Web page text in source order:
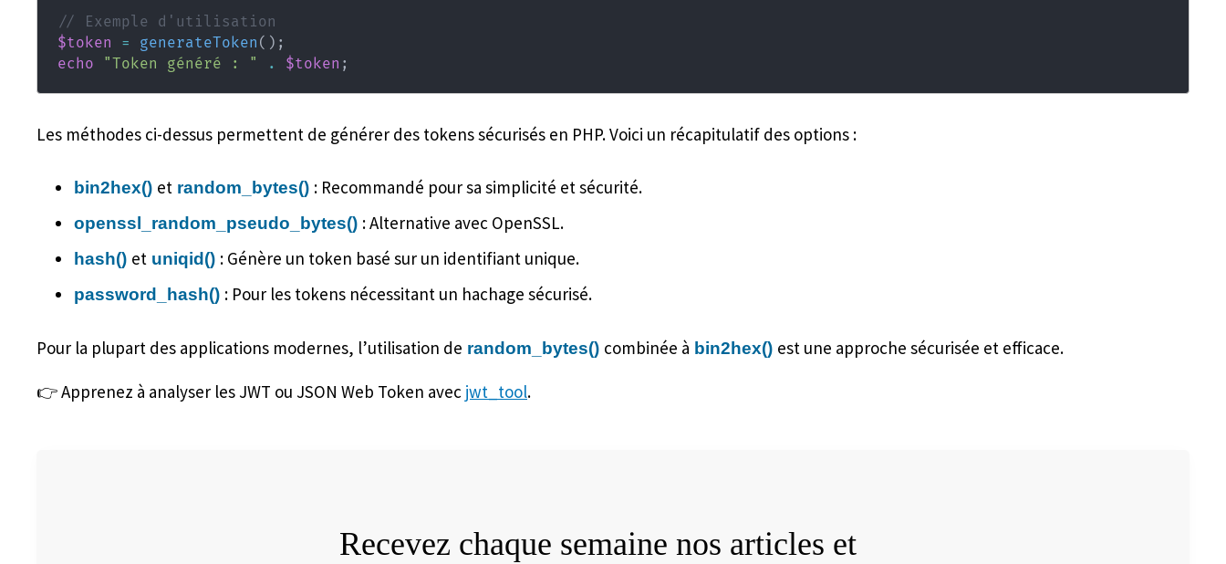
// Exemple d'utilisation
$token
= generateToken ( ) ;
echo
"Token généré : " . $token ;
Les méthodes ci-dessus permettent de générer des tokens sécurisés en PHP. Voici un récapitulatif des options :
bin2hex() et random_bytes() : Recommandé pour sa simplicité et sécurité.
openssl_random_pseudo_bytes() : Alternative avec OpenSSL.
hash() et uniqid() : Génère un token basé sur un identifiant unique.
password_hash() : Pour les tokens nécessitant un hachage sécurisé.
Pour la plupart des applications modernes, l’utilisation de random_bytes() combinée à bin2hex() est une approche sécurisée et efficace.
👉 Apprenez à analyser les JWT ou JSON Web Token avec jwt_tool.
Recevez chaque semaine nos articles et